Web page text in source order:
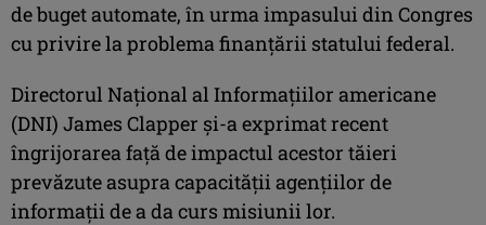
de buget automate, în urma impasului din Congres
cu privire la problema finanţării statului federal.
Directorul Naţional al Informaţiilor americane
(DNI) James Clapper şi-a exprimat recent
îngrijorarea faţă de impactul acestor tăieri
prevăzute asupra capacităţii agenţiilor de
informaţii de a da curs misiunii lor.